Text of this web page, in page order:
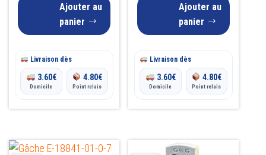
Ajouter au
panier
Livraison dès
3.60€
Domicile
4.80€
Point relais
Ajouter au
panier
Livraison dès
3.60€
Domicile
4.80€
Point relais